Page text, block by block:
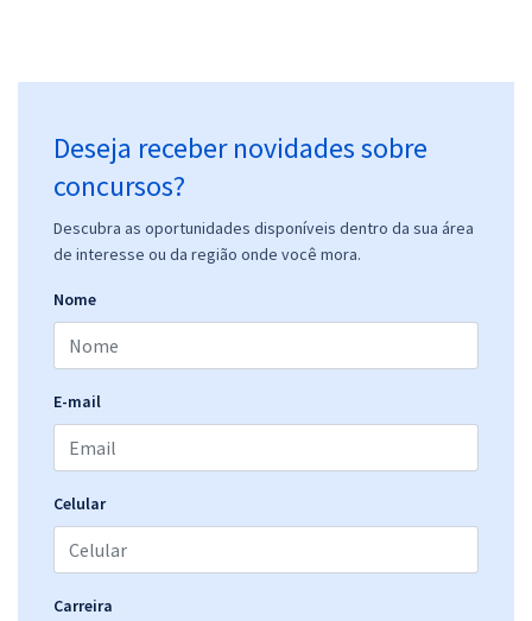
Deseja receber novidades sobre
concursos?
Descubra as oportunidades disponíveis dentro da sua área
de interesse ou da região onde você mora.
Nome
E-mail
Celular
Carreira